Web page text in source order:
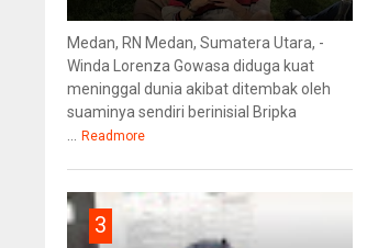
Medan, RN Medan, Sumatera Utara, -
Winda Lorenza Gowasa diduga kuat
meninggal dunia akibat ditembak oleh
suaminya sendiri berinisial Bripka
Readmore
3